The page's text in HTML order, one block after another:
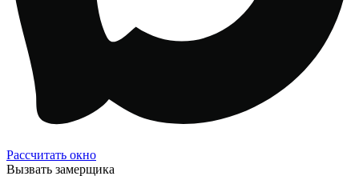
Рассчитать окно
Вызвать замерщика